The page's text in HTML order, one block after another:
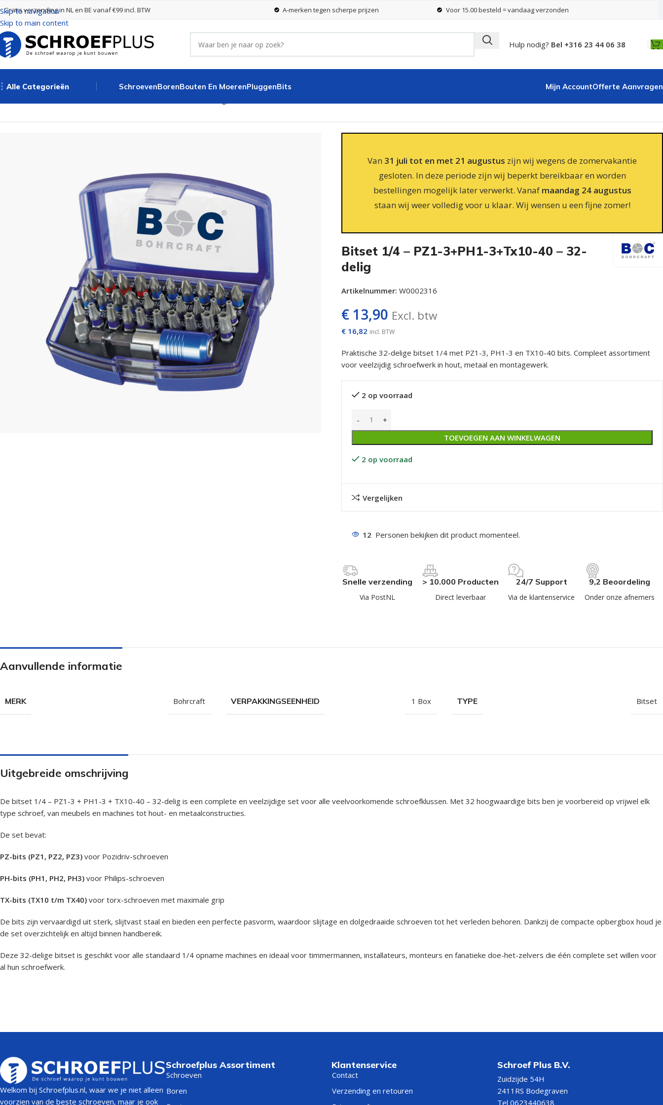
Skip to navigation
Skip to main content
Gratis verzending in NL en BE vanaf €99 incl. BTW A-merken tegen scherpe prijzen Voor 15.00 besteld = vandaag verzonden
Hulp nodig? Bel +316 23 44 06 38
Alle Categorieën
Isolatieschroeven
Potdekselschroeven
Afstandschroeven
Heco Topix schroeven
SchroevenBorenBouten En MoerenPluggenBits Mijn AccountOfferte Aanvragen
Van 31 juli tot en met 21 augustus zijn wij wegens de zomervakantie
gesloten. In deze periode zijn wij beperkt bereikbaar en worden
bestellingen mogelijk later verwerkt. Vanaf maandag 24 augustus
staan wij weer volledig voor u klaar. Wij wensen u een fijne zomer!
Bitset 1/4 – PZ1-3+PH1-3+Tx10-40 – 32-
delig
Artikelnummer: W0002316
€ 13,90 Excl. btw
€ 16,82 incl. BTW
Praktische 32-delige bitset 1/4 met PZ1-3, PH1-3 en TX10-40 bits. Compleet assortiment
voor veelzijdig schroefwerk in hout, metaal en montagewerk.
2 op voorraad
TOEVOEGEN AAN WINKELWAGEN
2 op voorraad
Vergelijken
12 Personen bekijken dit product momenteel.
Snelle verzending
Via PostNL
> 10.000 Producten
Direct leverbaar
24/7 Support
Via de klantenservice
9,2 Beoordeling
Onder onze afnemers
Aanvullende informatie
MERK Bohrcraft VERPAKKINGSEENHEID 1 Box TYPE Bitset
Uitgebreide omschrijving
De bitset 1/4 – PZ1-3 + PH1-3 + TX10-40 – 32-delig is een complete en veelzijdige set voor alle veelvoorkomende schroefklussen. Met 32 hoogwaardige bits ben je voorbereid op vrijwel elk
type schroef, van meubels en machines tot hout- en metaalconstructies.
De set bevat:
PZ-bits (PZ1, PZ2, PZ3) voor Pozidriv-schroeven
PH-bits (PH1, PH2, PH3) voor Philips-schroeven
TX-bits (TX10 t/m TX40) voor torx-schroeven met maximale grip
De bits zijn vervaardigd uit sterk, slijtvast staal en bieden een perfecte pasvorm, waardoor slijtage en dolgedraaide schroeven tot het verleden behoren. Dankzij de compacte opbergbox houd je
de set overzichtelijk en altijd binnen handbereik.
Deze 32-delige bitset is geschikt voor alle standaard 1/4 opname machines en ideaal voor timmermannen, installateurs, monteurs en fanatieke doe-het-zelvers die één complete set willen voor
al hun schroefwerk.
Welkom bij Schroefplus.nl, waar we je niet alleen
voorzien van de beste schroeven, maar je ook
Schroefplus Assortiment
Schroeven
Boren
Klantenservice
Contact
Verzending en retouren
Schroef Plus B.V.
Zuidzijde 54H
2411RS Bodegraven
Tel 0623440638